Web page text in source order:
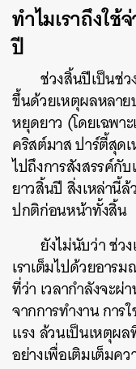
ทำไมเราถึงใ
ปี
ช่วงสิ้นปีเป็นช่ว
ขึ้นด้วยเหตุผลหลาย
หยุดยาว (โดยเฉพา
คริสต์มาส ปาร์ตี้สุด
ไปถึงการสังสรรค์กั
ยาวสิ้นปี สิ่งเหล่านี้
ปกติก่อนหน้าทั้งสิ้น
ยังไม่นับว่า ช่ว
เราเต็มไปด้วยอา
ที่ว่า เวลากำลังจะผ่
จากการทำงาน กา
แรง ล้วนเป็นเหตุผล
อย่างเพื่อเติมเต็มค